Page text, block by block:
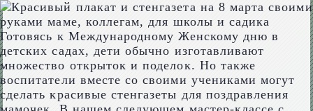
Готовясь к Международному Женскому дню в
детских садах, дети обычно изготавливают
множество открыток и поделок. Но также
воспитатели вместе со своими учениками могут
сделать красивые стенгазеты для поздравления